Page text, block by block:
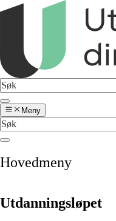
Meny
Hovedmeny
Utdanningsløpet